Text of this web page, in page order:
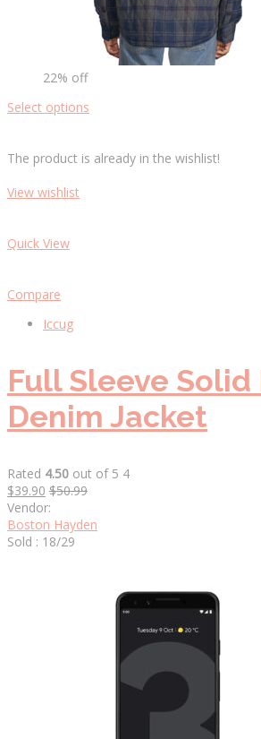
22% off
Select options
The product is already in the wishlist!
View wishlist
Quick View
Compare
Iccug
Full Sleeve Solid
Denim Jacket
Rated 4.50 out of 5 4
$39.90 $50.99
Vendor:
Boston Hayden
Sold : 18/29